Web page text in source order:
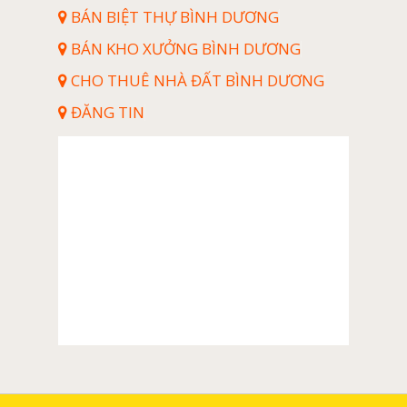
Vincity Quận 9
Cửa Đi Lùa Nhôm Hondalex Hệ 150
Cửa Đi Mở Nhôm Hondalex Hệ 56
Cửa Đi Mở Nhôm Hondalex Hệ 60
Cửa Xếp Lùa 5 Cánh Hondalex Hệ 56
Vách Ngăn Nhôm Hondalex Hệ 100
BÁN BIỆT THỰ BÌNH DƯƠNG
BÁN KHO XƯỞNG BÌNH DƯƠNG
CHO THUÊ NHÀ ĐẤT BÌNH DƯƠNG
ĐĂNG TIN